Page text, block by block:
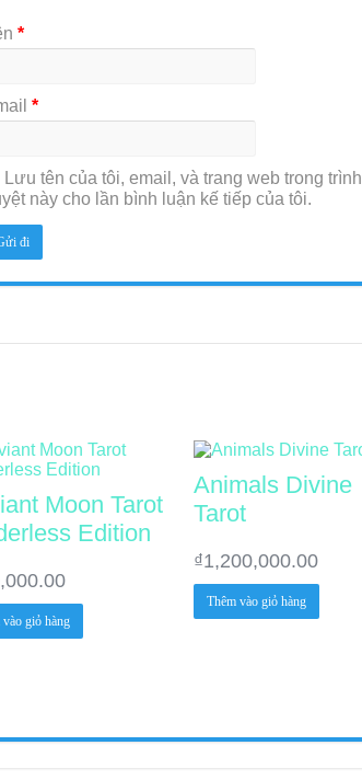
*
*
Lưu tên của tôi, email, và trang web trong trình
này cho lần bình luận kế tiếp của tôi.
Moon Tarot
Edition
vào giỏ hàng
Animals Divine
Tarot
₫1,200,000.00
Thêm vào giỏ hàng